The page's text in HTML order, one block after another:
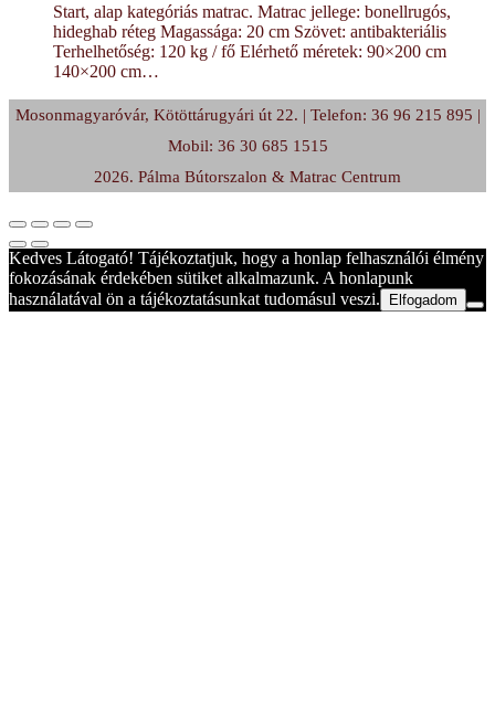
Start, alap kategóriás matrac. Matrac jellege: bonellrugós,
hideghab réteg Magassága: 20 cm Szövet: antibakteriális
Terhelhetőség: 120 kg / fő Elérhető méretek: 90×200 cm
140×200 cm…
Mosonmagyaróvár, Kötöttárugyári út 22. | Telefon: 36 96 215 895 |
Mobil: 36 30 685 1515
2026. Pálma Bútorszalon & Matrac Centrum
Kedves Látogató! Tájékoztatjuk, hogy a honlap felhasználói élmény
fokozásának érdekében sütiket alkalmazunk. A honlapunk
használatával ön a tájékoztatásunkat tudomásul veszi.
Elfogadom